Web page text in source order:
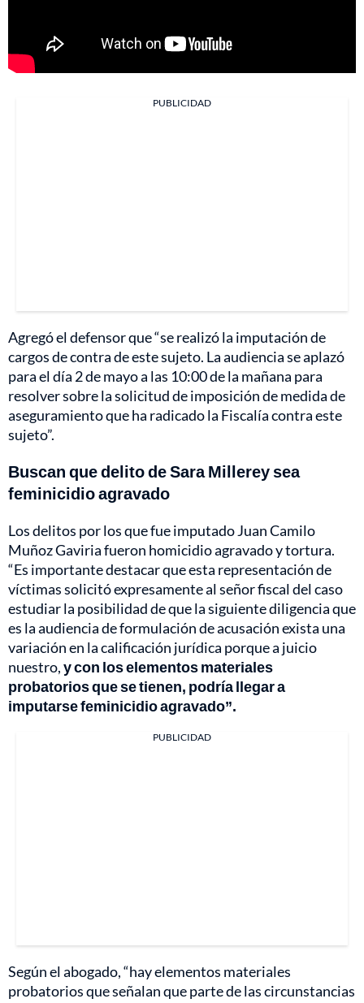
PUBLICIDAD
Agregó el defensor que “se realizó la imputación de
cargos de contra de este sujeto. La audiencia se aplazó
para el día 2 de mayo a las 10:00 de la mañana para
resolver sobre la solicitud de imposición de medida de
aseguramiento que ha radicado la Fiscalía contra este
sujeto”.
Buscan que delito de Sara Millerey sea
feminicidio agravado
Los delitos por los que fue imputado Juan Camilo
Muñoz Gaviria fueron homicidio agravado y tortura.
“Es importante destacar que esta representación de
víctimas solicitó expresamente al señor fiscal del caso
estudiar la posibilidad de que la siguiente diligencia que
es la audiencia de formulación de acusación exista una
variación en la calificación jurídica porque a juicio
nuestro,y con los elementos materiales
probatorios que se tienen, podría llegar a
imputarse feminicidio agravado”.
PUBLICIDAD
Según el abogado, “hay elementos materiales
probatorios que señalan que parte de las circunstancias